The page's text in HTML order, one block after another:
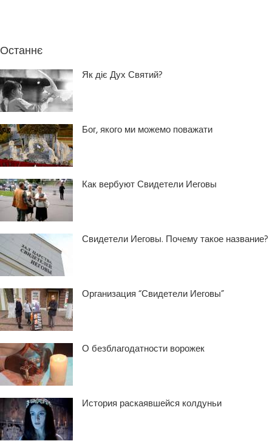
Останнє
Як діє Дух Святий?
Бог, якого ми можемо поважати
Как вербуют Свидетели Иеговы
Свидетели Иеговы. Почему такое название?
Организация “Свидетели Иеговы”
О безблагодатности ворожек
История раскаявшейся колдуньи